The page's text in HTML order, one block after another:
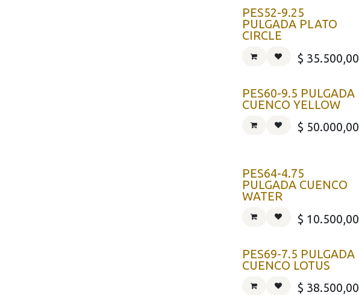
PES52-9.25
PULGADA PLATO
CIRCLE
$ 35.500,00
PES60-9.5 PULGADA
CUENCO YELLOW
$ 50.000,00
PES64-4.75
PULGADA CUENCO
WATER
$ 10.500,00
PES69-7.5 PULGADA
CUENCO LOTUS
$ 38.500,00